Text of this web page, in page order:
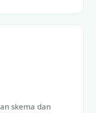
skema dan